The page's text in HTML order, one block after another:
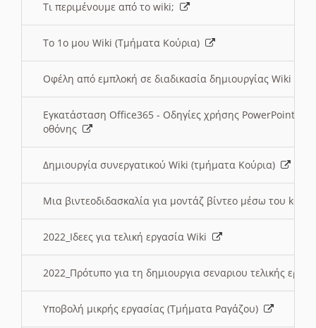
Τι περιμένουμε από το wiki;
Το 1ο μου Wiki (Τμήματα Κούρια)
Οφέλη από εμπλοκή σε διαδικασία δημιουργίας Wiki
Εγκατάσταση Office365 - Οδηγίες χρήσης PowerPoint
οθόνης
Δημιουργία συνεργατικού Wiki (τμήματα Κούρια)
Μια βιντεοδιδασκαλία για μοντάζ βίντεο μέσω του
2022_Ιδεες για τελική εργασία Wiki
2022_Πρότυπο για τη δημιουργια σεναριου τελικής
Υποβολή μικρής εργασίας (Τμήματα Ραγάζου)